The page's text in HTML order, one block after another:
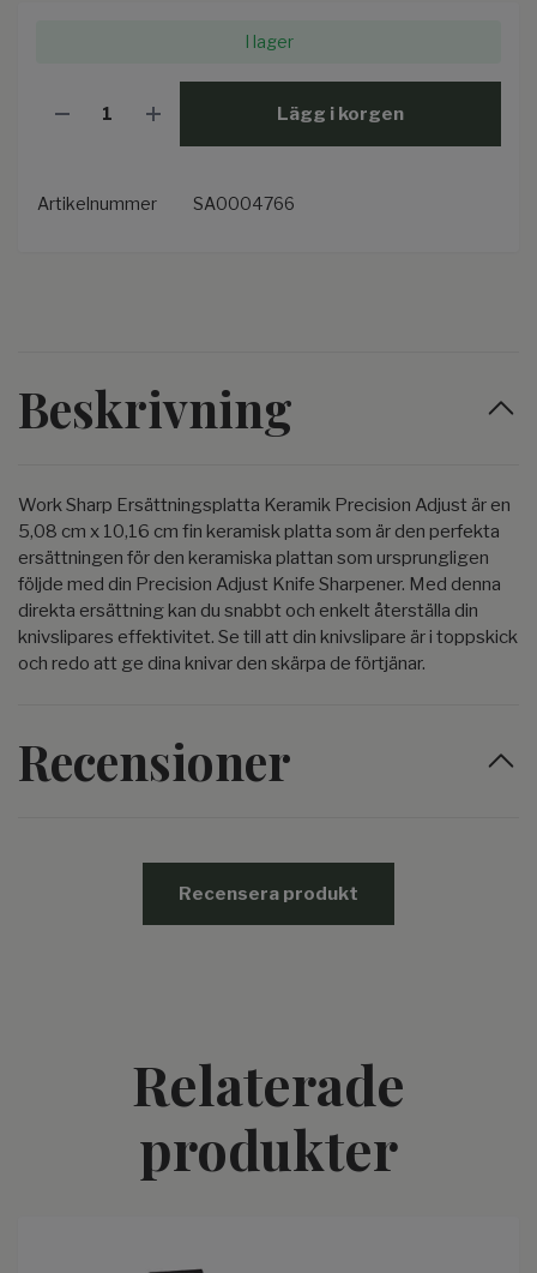
I lager
Lägg i korgen
Artikelnummer SA0004766
Beskrivning
Work Sharp Ersättningsplatta Keramik Precision Adjust är en
5,08 cm x 10,16 cm fin keramisk platta som är den perfekta
ersättningen för den keramiska plattan som ursprungligen
följde med din Precision Adjust Knife Sharpener. Med denna
direkta ersättning kan du snabbt och enkelt återställa din
knivslipares effektivitet. Se till att din knivslipare är i toppskick
och redo att ge dina knivar den skärpa de förtjänar.
Recensioner
Recensera produkt
Relaterade
produkter